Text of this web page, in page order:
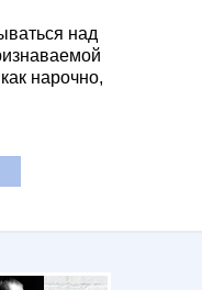
над
нарочно,